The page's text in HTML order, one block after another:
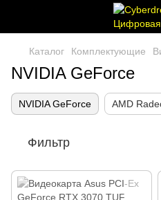
Каталог Комплектующие
NVIDIA GeForce
NVIDIA GeForce AMD
Фильтр